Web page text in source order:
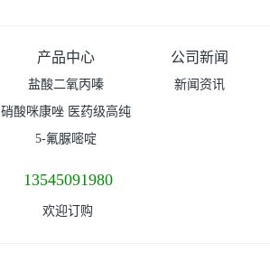
产品中心
盐酸二氧丙嗪
硝酸咪康唑 医药级高纯
度99%原粉
5-氟脲嘧啶
公司新闻
新闻资讯
13545091980
欢迎订购